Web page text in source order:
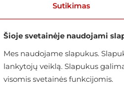
Raskite prekę
3C72
Sutikimas
Šioje svetainėje naudojami
Mes naudojame slapukus.
lankytojų veiklą. Slapukus
visomis svetainės funkcijomis.